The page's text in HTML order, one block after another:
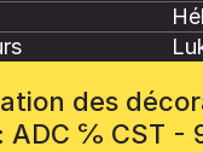
des
ADC ℅ CST -